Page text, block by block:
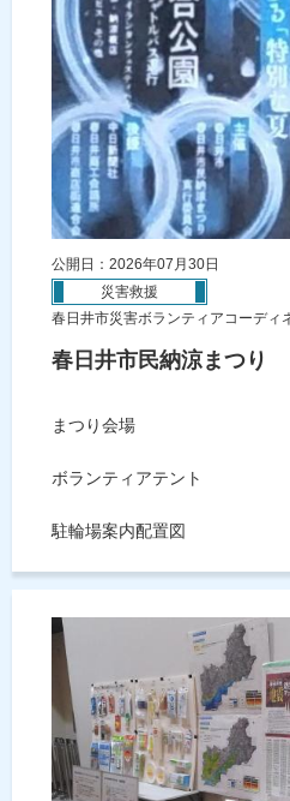
公開日：2026年07月30日
災害救援
春日井市災害ボランティアコーディ
春日井市民納涼まつり
まつり会場
ボランティアテント
駐輪場案内配置図